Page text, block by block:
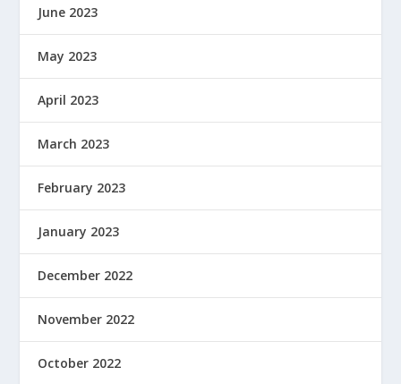
June 2023
May 2023
April 2023
March 2023
February 2023
January 2023
December 2022
November 2022
October 2022